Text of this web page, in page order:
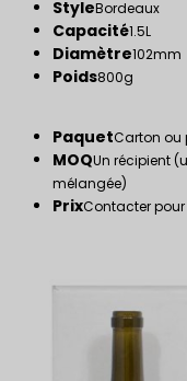
StyleBordeaux
Capacité1.5L
Diamètre102mm
Poids800g
PaquetCarton ou
MOQUn récipient
mélangée)
PrixContacter